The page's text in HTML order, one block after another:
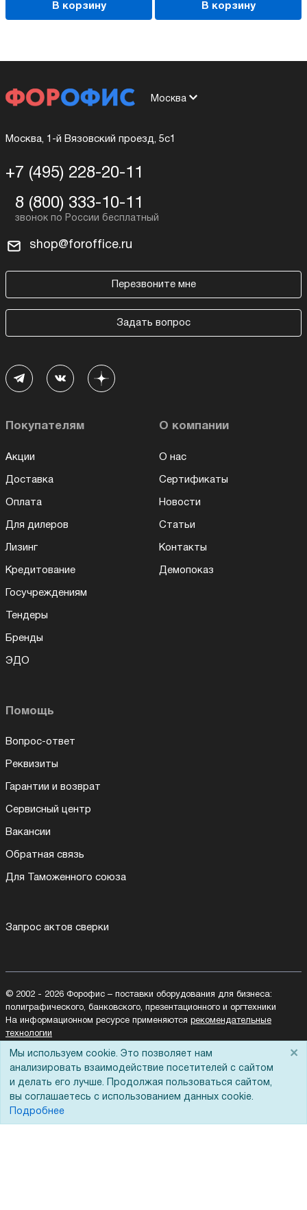
В корзину В корзину
Москва
Москва, 1-й Вязовский проезд, 5с1
+7 (495) 228-20-11
8 (800) 333-10-11
shop@foroffice.ru
Перезвоните мне
Задать вопрос
Покупателям
Акции
Доставка
Оплата
Для дилеров
Лизинг
Кредитование
Госучреждениям
Тендеры
Бренды
ЭДО
О компании
О нас
Сертификаты
Новости
Статьи
Контакты
Демопоказ
Помощь
Вопрос-ответ
Реквизиты
Гарантии и возврат
Сервисный центр
Вакансии
Обратная связь
Для Таможенного союза
Запрос актов сверки
© 2002 - 2026 Форофис – поставки оборудования для бизнеса:
полиграфического, банковского, презентационного и оргтехники
На информационном ресурсе применяются рекомендательные
технологии
соответствуетполитике обработки данных
Политика обработки персональных данных
Согласие на обработку персональных данных
Мы используем cookie. Это позволяет нам
анализировать взаимодействие посетителей с сайтом
и делать его лучше. Продолжая пользоваться сайтом,
вы соглашаетесь с использованием данных cookie.
Подробнее
×